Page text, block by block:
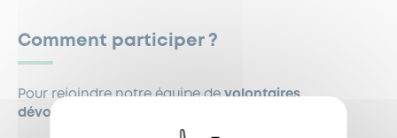
Comment participer ?
Pour rejoindre notre équipe devolontaires
dévoués